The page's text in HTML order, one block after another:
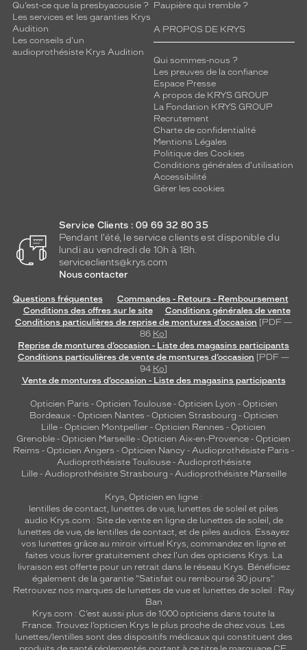
Qu’est-ce que la presbyacousie ?
Les services et les garanties Krys
Audition
Les conseils d'un
audioprothésiste Krys Audition
Paupière qui tremble ?
A PROPOS DE KRYS
Qui sommes-nous ?
Les preuves de la confiance
Espace Presse
A propos de KRYS GROUP
La Fondation KRYS GROUP
Recrutement
Charte de confidentialité
Mentions Légales
Politique des Cookies
Conditions générales d'utilisation
Accessibilité
Gérer les cookies
Service Clients : 09 69 32 80 35
Pendant l'été, le service clients est disponible du
lundi au vendredi de 10h à 18h.
serviceclients@krys.com
Nous contacter
Questions fréquentes
Commandes - Retours - Remboursement
Conditions des offres sur le site
Conditions générales de vente
Conditions particulières de reprise de montures d’occasion [PDF —
86 Ko]
Reprise de montures d’occasion - Liste des magasins participants
Conditions particulières de vente de montures d’occasion [PDF —
94 Ko]
Vente de montures d’occasion - Liste des magasins participants
Opticien Paris - Opticien Toulouse- Opticien Lyon - Opticien
Bordeaux- Opticien Nantes - Opticien Strasbourg - Opticien
Lille - Opticien Montpellier - Opticien Rennes - Opticien
Grenoble - Opticien Marseille - Opticien Aix-en-Provence - Opticien
Reims - Opticien Angers - Opticien Nancy - Audioprothésiste Paris -
Audioprothésiste Toulouse- Audioprothésiste
Lille- Audioprothésiste Strasbourg - Audioprothésiste Marseille
Krys, Opticien en ligne :
lentilles de contact, lunettes de vue, lunettes de soleil et piles
audio Krys.com : Site de vente en ligne de lunettes de soleil, de
lunettes de vue, de lentilles de contact, et de piles audios. Essayez
vos lunettes grâce au miroir virtuel Krys, commandez en ligne et
faites vous livrer gratuitement chez l'un des opticiens Krys. La
livraison est offerte pour un retrait dans le réseau Krys. Bénéficiez
également de la garantie "Satisfait ou remboursé 30 jours".
Retrouvez nos marques de lunettes de vue et lunettes de soleil : Ray
Ban
Krys.com : C’est aussi plus de 1000 opticiens dans toute la
France. Trouvez l’opticien Krys le plus proche de chez vous. Les
lunettes/lentilles sont des dispositifs médicaux qui constituent des